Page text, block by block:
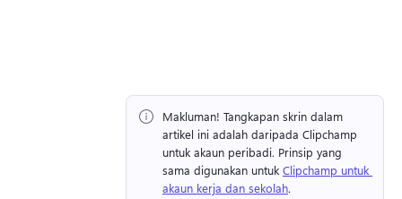
Makluman! Tangkapan skrin dalam
artikel ini adalah daripada Clipchamp
untuk akaun peribadi. Prinsip yang
sama digunakan untuk Clipchamp untuk
akaun kerja dan sekolah.